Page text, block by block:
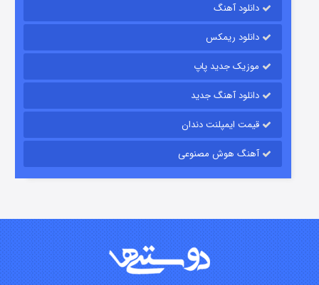
قسمت۱۵ (دوبله) منتشر شد
دانلود آهنگ
دانلود ریمکس
موزیک جدید پاپ
دانلود آهنگ جدید
قیمت ایمپلنت دندان
آهنگ هوش مصنوعی